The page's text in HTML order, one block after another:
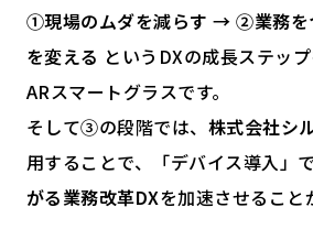
①現場のムダを減らす → ②業務
を変える というDXの成長ステッ
ARスマートグラスです。
そして③の段階では、 株式会社シ
用することで、「デバイス導入」
がる業務改革DXを加速させること